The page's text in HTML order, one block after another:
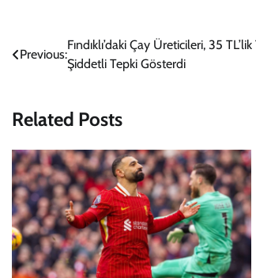
Yazı
gezinmesi
Previous:
Fındıklı’daki Çay Üreticileri, 35
Şiddetli Tepki Gösterdi
Related Posts